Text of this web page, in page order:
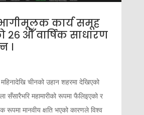
कार्य समूह
२६ औँ वार्षिक साधारण
।
चीनको उहान शहरमा देखिएको
सँसारैभरि महामारीको रूपमा फैलिइएको र
रूपमा मानवीय क्षति भएको कारणले विश्व